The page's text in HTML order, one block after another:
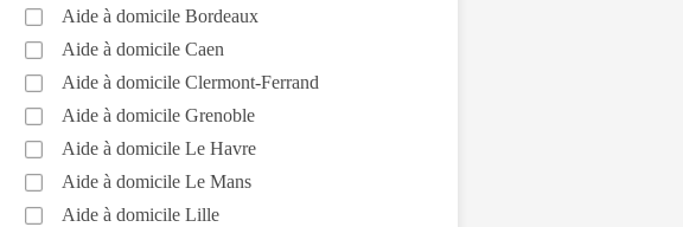
Entretien du cadre de vie, ménage, repassage,
gestion du linge Fontainebleau (77300)
Sorties (promenades, rendez-vous
Soins esthétiques Fontainebleau (77300)
Autres aides à domicile Fontainebleau
(77300)
Aide à domicile Bordeaux
Aide à domicile Caen
Aide à domicile Clermont-Ferrand
Aide à domicile Grenoble
Aide à domicile Le Havre
Aide à domicile Le Mans
Aide à domicile Lille